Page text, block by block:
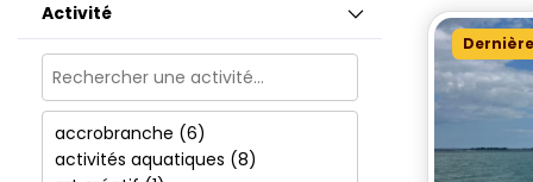
13(29)
14(30)
15(26)
16(20)
17 (16)
Activité